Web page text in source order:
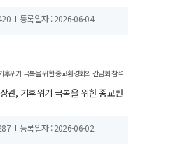
등록일자 : 2026-06-04
관, 기후위기 극복을 위한 종교환
등록일자 : 2026-06-02